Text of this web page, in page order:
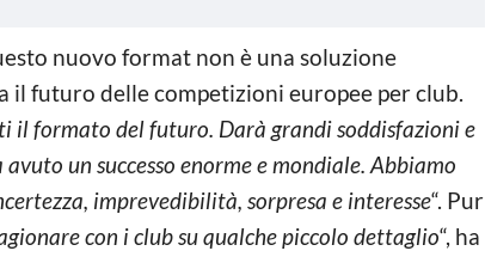
nuovo format non è una soluzione
il futuro delle competizioni europee per club.
il formato del futuro. Darà grandi soddisfazioni e
un successo enorme e mondiale. Abbiamo
imprevedibilità, sorpresa e interesse“. Pur
con i club su qualche piccolo dettaglio“, ha